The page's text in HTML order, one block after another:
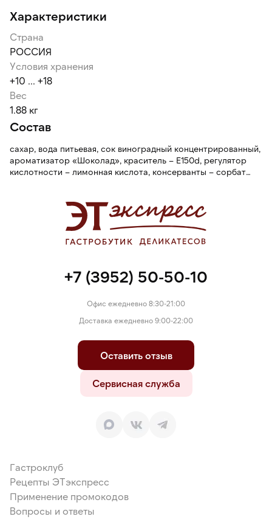
Характеристики
Страна
РОССИЯ
Условия хранения
+10 ... +18
Вес
1.88 кг
Состав
сахар, вода питьевая, сок виноградный концентрированный,
ароматизатор «Шоколад», краситель – Е150d, регулятор
кислотности – лимонная кислота, консерванты – сорбат
+7 (3952) 50-50-10
Офис ежедневно 8:30-21:00
Доставка ежедневно 9:00-22:00
Оставить отзыв
Сервисная служба
Гастроклуб
Рецепты ЭТэкспресс
Применение промокодов
Вопросы и ответы